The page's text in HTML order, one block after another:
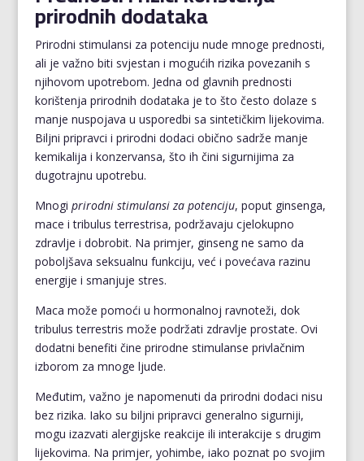
prirodnih dodataka
Prirodni stimulansi za potenciju nude mnoge prednosti,
ali je važno biti svjestan i mogućih rizika povezanih s
njihovom upotrebom. Jedna od glavnih prednosti
korištenja prirodnih dodataka je to što često dolaze s
manje nuspojava u usporedbi sa sintetičkim lijekovima.
Biljni pripravci i prirodni dodaci obično sadrže manje
kemikalija i konzervansa, što ih čini sigurnijima za
dugotrajnu upotrebu.
Mnogi prirodni stimulansi za potenciju, poput ginsenga,
mace i tribulus terrestrisa, podržavaju cjelokupno
zdravlje i dobrobit. Na primjer, ginseng ne samo da
poboljšava seksualnu funkciju, već i povećava razinu
energije i smanjuje stres.
Maca može pomoći u hormonalnoj ravnoteži, dok
tribulus terrestris može podržati zdravlje prostate. Ovi
dodatni benefiti čine prirodne stimulanse privlačnim
izborom za mnoge ljude.
Međutim, važno je napomenuti da prirodni dodaci nisu
bez rizika. Iako su biljni pripravci generalno sigurniji,
mogu izazvati alergijske reakcije ili interakcije s drugim
lijekovima. Na primjer, yohimbe, iako poznat po svojim